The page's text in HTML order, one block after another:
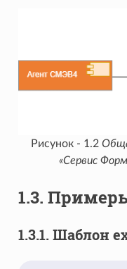
Рисунок - 1.2
«Сервис
1.3.
1.3.1. Шаблон